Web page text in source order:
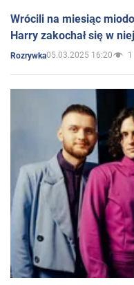
Wrócili na miesiąc
Harry zakochał się w
Rozrywka05.03.2025 16:20 1